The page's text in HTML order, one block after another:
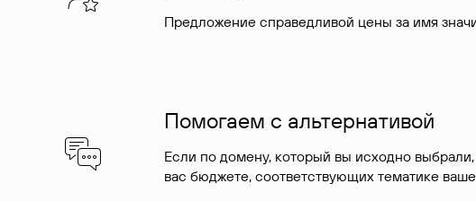
Предложение справедливой цены за имя
Помогаем с альтернативой
Если по домену, который вы исходно
вас бюджете, соответствующих тематике